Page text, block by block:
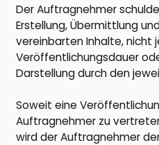
Der Auftragnehmer
Erstellung, Übermittlung
vereinbarten Inhalte,
Veröffentlichungsdauer
Darstellung durch den
Soweit eine
Auftragnehmer zu
wird der Auftragnehmer